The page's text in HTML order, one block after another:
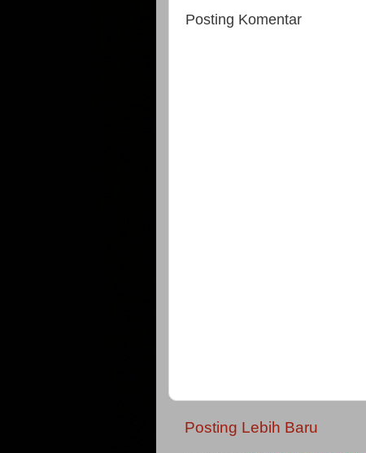
Posting Komentar
Posting Lebih Baru